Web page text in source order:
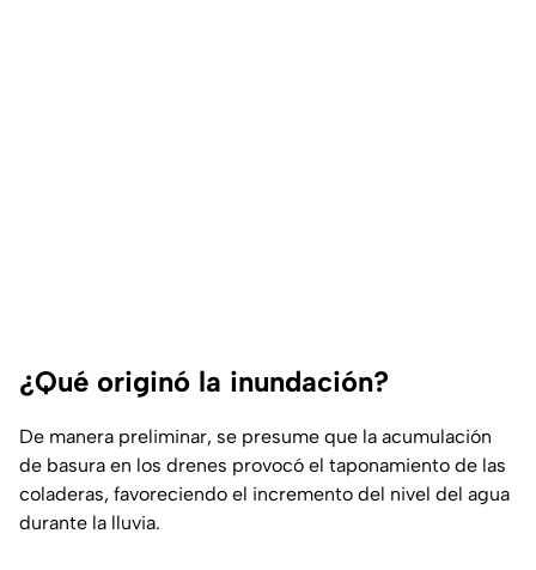
¿Qué originó la inundación?
De manera preliminar, se presume que la acumulación
de basura en los drenes provocó el taponamiento de las
coladeras, favoreciendo el incremento del nivel del agua
durante la lluvia.